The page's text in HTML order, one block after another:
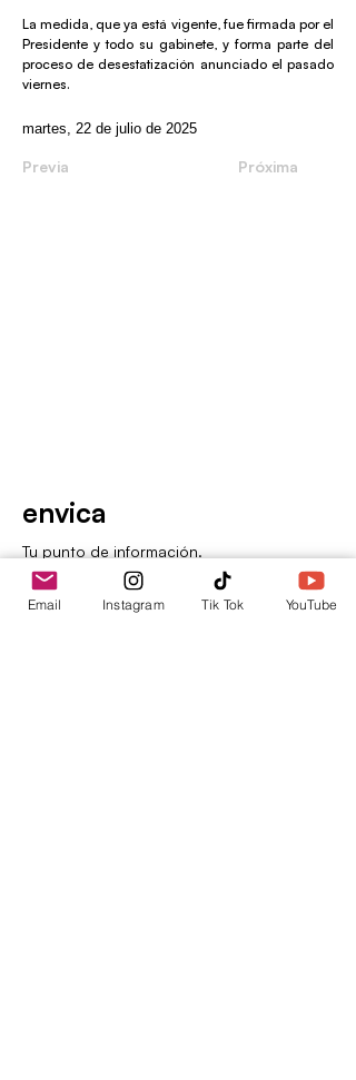
La medida, que ya está vigente, fue firmada por el
Presidente y todo su gabinete, y forma parte del
proceso de desestatización anunciado el pasado
viernes.
martes, 22 de julio de 2025
Previa Próxima
envica
Tu punto de información.
Email Instagram Tik Tok YouTube